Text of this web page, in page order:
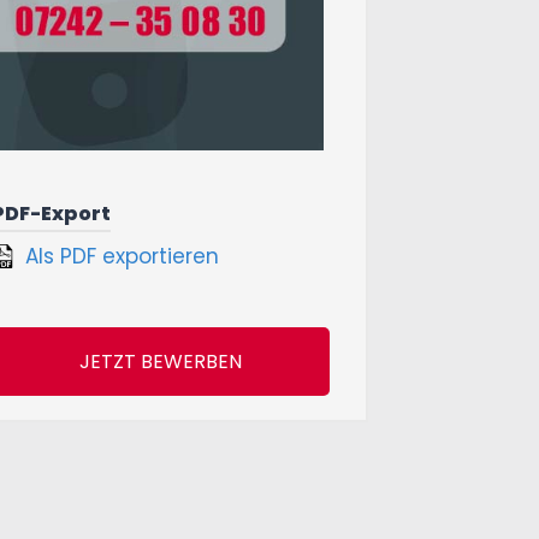
Export
Als PDF exportieren
JETZT BEWERBEN